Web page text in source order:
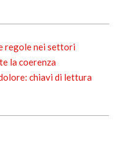
regole nei settori
la coerenza
chiavi di lettura